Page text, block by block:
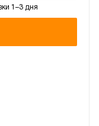
1–3 дня